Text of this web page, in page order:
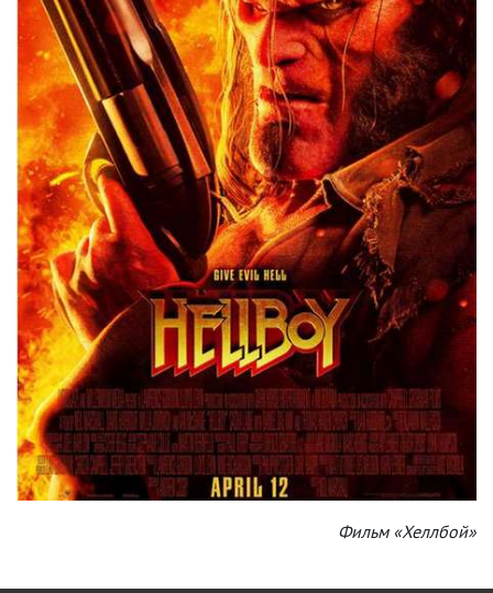
Фильм «Хеллбой»